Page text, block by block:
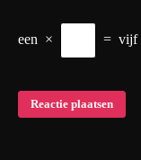
een × = vijf